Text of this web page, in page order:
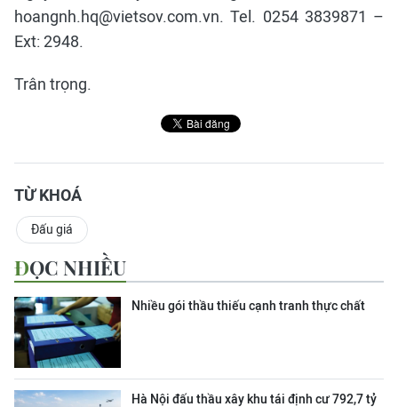
hoangnh.hq@vietsov.com.vn. Tel. 0254 3839871 –
Ext: 2948.
Trân trọng.
TỪ KHOÁ
Đấu giá
ĐỌC NHIỀU
Nhiều gói thầu thiếu cạnh tranh thực chất
Hà Nội đấu thầu xây khu tái định cư 792,7 tỷ